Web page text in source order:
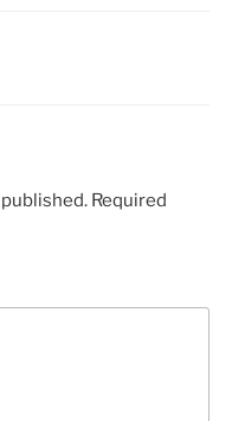
Required